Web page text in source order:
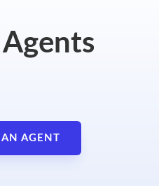
AGENT